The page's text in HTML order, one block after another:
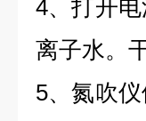
4、打开
离子水。
5、氮吹